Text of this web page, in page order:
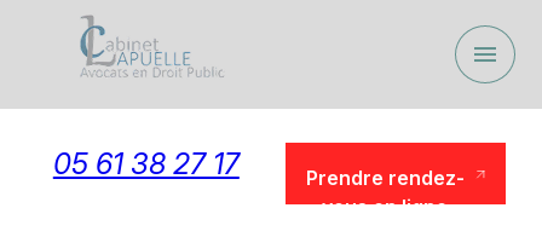
menu
05 61 38 27 17
Prendre rendez-
vous en ligne
Panneau de gestion des cookies